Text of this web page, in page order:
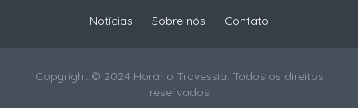
Notícias Sobre nós Contato
Copyright © 2024 Horário Travessia. Todos os direitos
reservados